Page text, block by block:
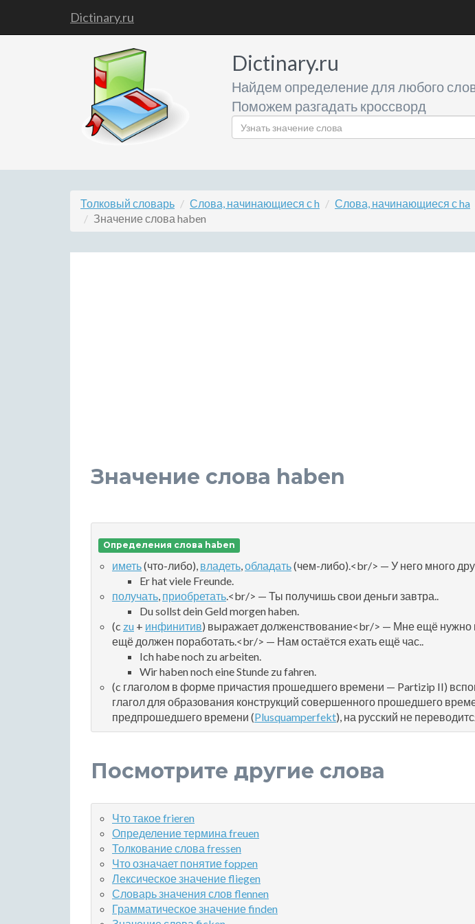
Dictinary.ru
Dictinary.ru
Найдем определение для любого
Поможем разгадать кроссворд
Толковый словарь Слова, начинающиеся с h Слова, начинающиеся с ha
Значение слова haben
Значение слова haben
Определения слова haben
иметь(что-либо), владеть,обладать(чем-либо).<br/> — У него много
Er hat viele Freunde.
получать, приобретать.<br/> — Ты получишь свои деньги завтра..
Du sollst dein Geld morgen haben.
(c zu + инфинитив) выражает долженствование<br/> — Мне ещё нужно
ещё должен поработать.<br/> — Нам остаётся ехать ещё час..
Ich habe noch zu arbeiten.
Wir haben noch eine Stunde zu fahren.
(c глаголом в форме причастия прошедшего времени — Partizip II)
глагол для образования конструкций совершенного прошедшего
предпрошедшего времени (Plusquamperfekt), на русский не
Посмотрите другие слова
Что такое frieren
Определение термина freuen
Толкование слова fressen
Что означает понятие foppen
Лексическое значение fliegen
Словарь значения слов flennen
Грамматическое значение finden